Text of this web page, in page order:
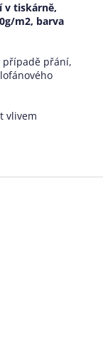
v tiskárně,
m2, barva
případě přání,
vlivem